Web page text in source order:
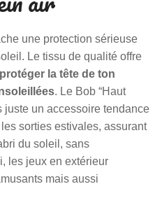
une protection sérieuse
Le tissu de qualité offre
la tête de ton
. Le Bob “Haut
juste un accessoire tendance
sorties estivales, assurant
du soleil, sans
les jeux en extérieur
mais aussi